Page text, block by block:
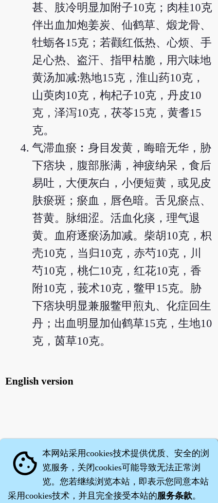
甚、肢冷明显加附子10克；肉桂10克
伴出血加炮姜炭、仙鹤草、煅龙骨、
牡蛎各15克；若颧红低热、心烦、手
足心热、盗汗、指甲枯脆，用六味地
黄汤加减:熟地15克，淮山药10克，
山萸肉10克，枸杞子10克，丹皮10
克，泽泻10克，茯苓15克，黄耆15
克。
气滞血瘀︰身目发黄，晦暗无华，胁
下痞块，腹部胀满，神疲纳呆，食后
易吐，大便灰白，小便短黄，或见皮
肤瘀斑；瘀血，唇色暗。舌见瘀点、
苔黄。脉细涩。活血化痰，理气退
黄。血府逐瘀汤加减。柴胡10克，枳
壳10克，当归10克，赤芍10克，川
芍10克，桃仁10克，红花10克，香
附10克，莪术10克，鳖甲15克。胁
下痞块明显兼服鳖甲煎丸、化症回生
丹；出血明显加仙鹤草15克，生地10
克，茵草10克。
English version
cookie 本网站采用cookies技术提供优质、安全的浏
览服务，关闭cookies可能导致无法正常浏
览。您若继续浏览本站，即表示您同意本站
采用cookies技术，并且完全接受本站的服务条款。